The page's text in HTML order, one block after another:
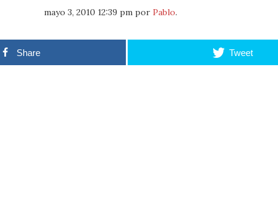
mayo 3, 2010 12:39 pm por Pablo.
Share Tweet